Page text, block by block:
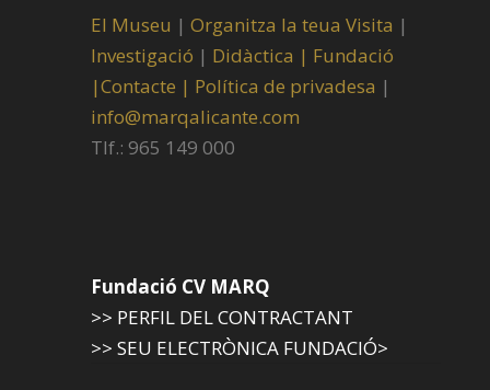
El Museu | Organitza la teua Visita |
Investigació | Didàctica | Fundació
|Contacte | Política de privadesa |
info@marqalicante.com
Tlf.: 965 149 000
Fundació CV MARQ
>> PERFIL DEL CONTRACTANT
>> SEU ELECTRÒNICA FUNDACIÓ>